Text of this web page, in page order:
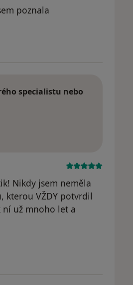
poznala
specialistu nebo
Nikdy jsem neměla
kterou VŽDY potvrdil
už mnoho let a